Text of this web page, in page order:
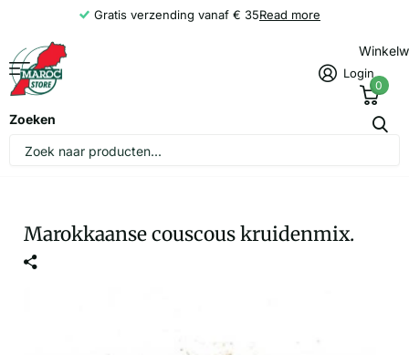
Gratis verzending vanaf € 35Read more
Zoeken
Login
0
Marokkaanse couscous kruidenmix.